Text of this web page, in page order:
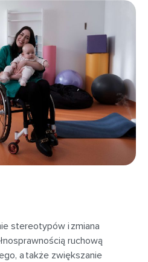
stereotypów i zmiana
ruchową
a także zwiększanie